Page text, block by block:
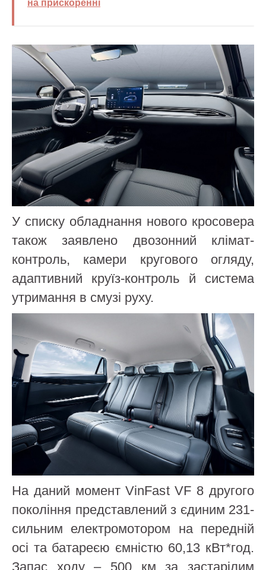
на прискоренні
У списку обладнання нового кросовера
також заявлено двозонний клімат-
контроль, камери кругового огляду,
адаптивний круїз-контроль й система
утримання в смузі руху.
На даний момент VinFast VF 8 другого
покоління представлений з єдиним 231-
сильним електромотором на передній
осі та батареєю ємністю 60,13 кВт*год.
Запас ходу – 500 км за застарілим